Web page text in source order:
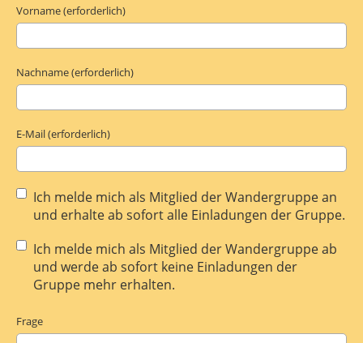
Vorname (erforderlich)
Nachname (erforderlich)
E-Mail (erforderlich)
Ich melde mich als Mitglied der Wandergruppe an
und erhalte ab sofort alle Einladungen der Gruppe.
Ich melde mich als Mitglied der Wandergruppe ab
und werde ab sofort keine Einladungen der
Gruppe mehr erhalten.
Frage